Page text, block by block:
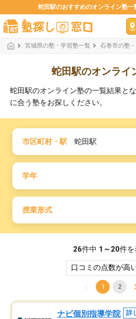
蛇田駅のおすすめのオンライン塾一
宮城県の塾・学習塾一覧 石巻市の塾
蛇田駅のオンライ
蛇田駅のオンライン塾の一覧結果と
に合う塾をお探しください。
市区町村・駅 蛇田駅
学年
授業形式
26件中 1～20件
1 2
ナビ個別指導学院 詳